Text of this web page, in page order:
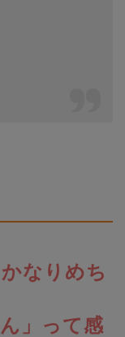
なりめち
」って感